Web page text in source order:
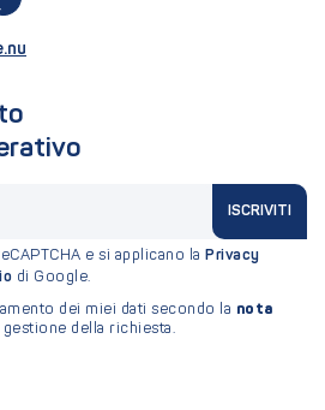
ISCRIVITI
e si applicano la Privacy
di Google.
dei miei dati secondo la nota
gestione della richiesta.